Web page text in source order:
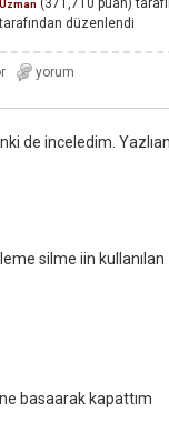
Uzman (371,710 puan)
düzenlendi
de inceledim.
silme iin kullanılan
basaarak kapattım